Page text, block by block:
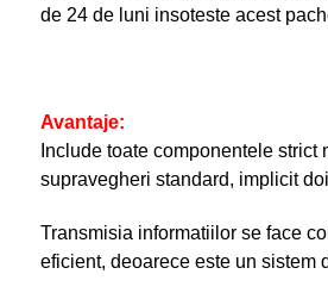
de 24 de luni insoteste acest
Avantaje:
Include toate componentele strict
supravegheri standard, implicit
Transmisia informatiilor se face
eficient, deoarece este un sistem